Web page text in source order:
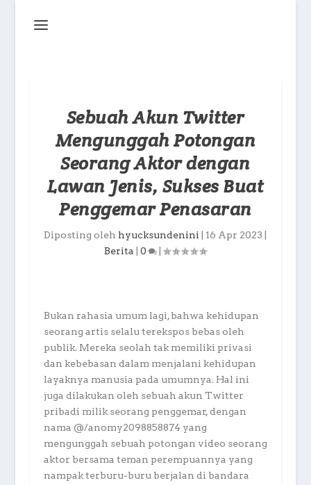
Sebuah Akun Twitter
Mengunggah Potongan
Seorang Aktor dengan
Lawan Jenis, Sukses Buat
Penggemar Penasaran
Diposting oleh hyucksundenini 16 Apr 2023
Berita
|0 |
Bukan rahasia umum lagi, bahwa kehidupan
seorang artis selalu terekspos bebas oleh
publik. Mereka seolah tak memiliki privasi
dan kebebasan dalam menjalani kehidupan
layaknya manusia pada umumnya. Hal ini
juga dilakukan oleh sebuah akun Twitter
pribadi milik seorang penggemar, dengan
nama @/anomy2098858874 yang
mengunggah sebuah potongan video seorang
aktor bersama teman perempuannya yang
nampak terburu-buru berjalan di bandara